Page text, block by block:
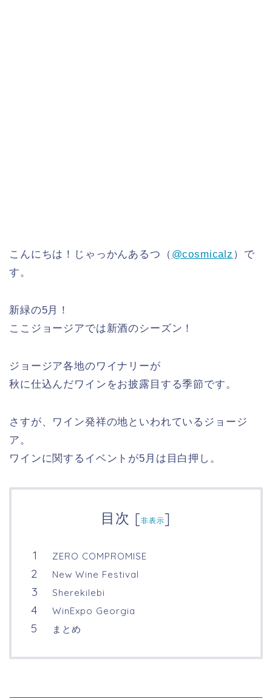
こんにちは！じゃっかんあるつ（ @cosmicalz ）で
す。
新緑の5月！
ここジョージアでは新酒のシーズン！
ジョージア各地のワイナリーが
秋に仕込んだワインをお披露目する季節です。
さすが、ワイン発祥の地といわれているジョージ
ア。
ワインに関するイベントが5月は目白押し。
目次 [非表示]
ZERO COMPROMISE
New Wine Festival
Sherekilebi
WinExpo Georgia
まとめ